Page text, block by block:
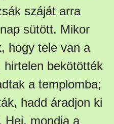
száját arra
sütött. Mikor
hogy tele van a
hirtelen bekötötték
a templomba;
hadd áradjon ki
Hej, mondja a